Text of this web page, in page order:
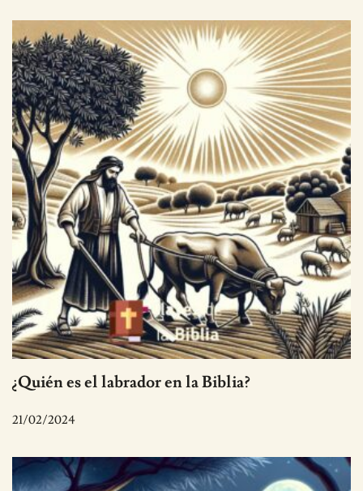
¿Quién es el labrador en la Biblia?
21/02/2024